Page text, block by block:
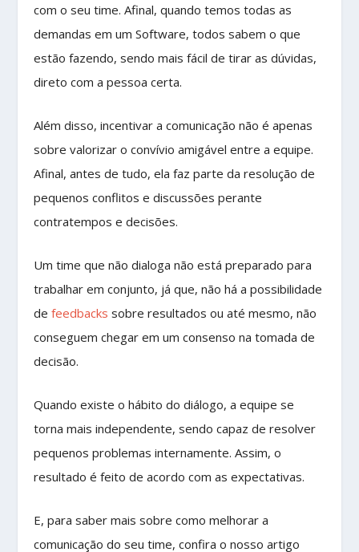
com o seu time. Afinal, quando temos todas as
demandas em um Software, todos sabem o que
estão fazendo, sendo mais fácil de tirar as dúvidas,
direto com a pessoa certa.
Além disso, incentivar a comunicação não é apenas
sobre valorizar o convívio amigável entre a equipe.
Afinal, antes de tudo, ela faz parte da resolução de
pequenos conflitos e discussões perante
contratempos e decisões.
Um time que não dialoga não está preparado para
trabalhar em conjunto, já que, não há a possibilidade
defeedbacks sobre resultados ou até mesmo, não
conseguem chegar em um consenso na tomada de
decisão.
Quando existe o hábito do diálogo, a equipe se
torna mais independente, sendo capaz de resolver
pequenos problemas internamente. Assim, o
resultado é feito de acordo com as expectativas.
E, para saber mais sobre como melhorar a
comunicação do seu time, confira o nosso artigo